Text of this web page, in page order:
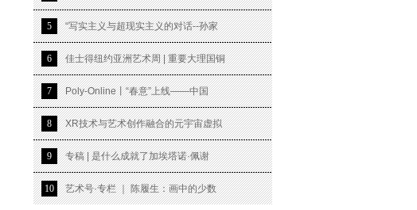
5 “写实主义与超现实主义的对话--孙家
6 佳士得纽约亚洲艺术周 | 重要大理国铜
7 Poly-Online丨“春意”上线——中国
8 XR技术与艺术创作融合的元宇宙虚拟
9 专稿 | 是什么成就了加埃塔诺·佩谢
10 艺术号·专栏 ｜ 陈履生：画中的少数